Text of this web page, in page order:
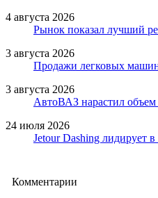
4 августа 2026
Рынок показал лучший
3 августа 2026
Продажи легковых
3 августа 2026
АвтоВАЗ нарастил
24 июля 2026
Jetour Dashing лидирует
Комментарии